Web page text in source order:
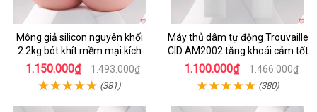
Mông giả silicon nguyên khối
2.2kg bót khít mềm mại kích
thích
1.150.000₫ 1.493.000₫
(381)
Máy thủ dâm tự động Trouvaille
CID AM2002 tăng khoái cảm tốt
1.100.000₫ 1.466.000₫
(380)